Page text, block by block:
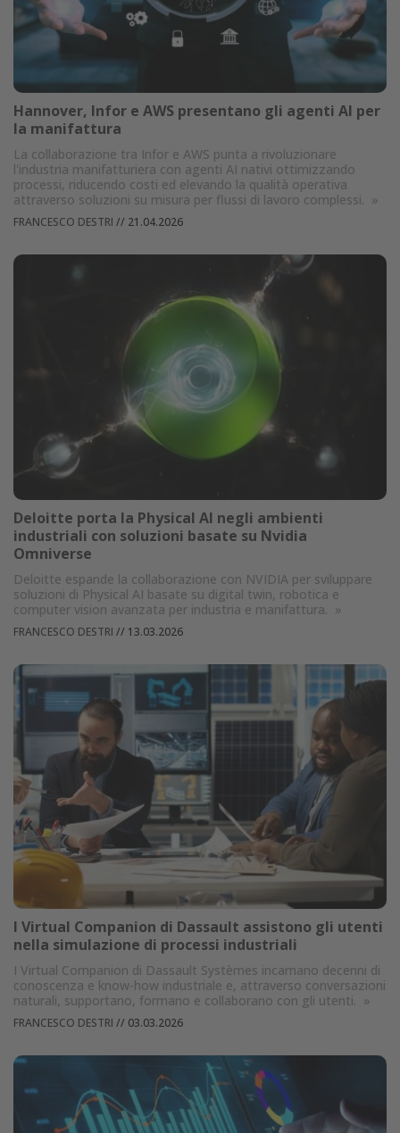
Hannover, Infor e AWS presentano gli agenti AI per
la manifattura
La collaborazione tra Infor e AWS punta a rivoluzionare
l'industria manifatturiera con agenti AI nativi ottimizzando
processi, riducendo costi ed elevando la qualità operativa
attraverso soluzioni su misura per flussi di lavoro complessi. »
FRANCESCO DESTRI // 21.04.2026
Deloitte porta la Physical AI negli ambienti
industriali con soluzioni basate su Nvidia
Omniverse
Deloitte espande la collaborazione con NVIDIA per sviluppare
soluzioni di Physical AI basate su digital twin, robotica e
computer vision avanzata per industria e manifattura. »
FRANCESCO DESTRI // 13.03.2026
I Virtual Companion di Dassault assistono gli utenti
nella simulazione di processi industriali
I Virtual Companion di Dassault Systèmes incarnano decenni di
conoscenza e know-how industriale e, attraverso conversazioni
naturali, supportano, formano e collaborano con gli utenti. »
FRANCESCO DESTRI // 03.03.2026